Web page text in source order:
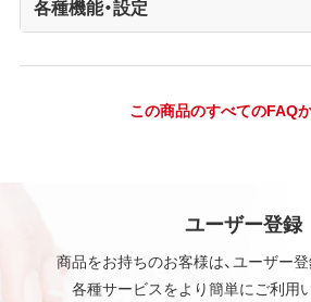
各種機能・設定
この商品のすべてのFAQ
ユーザー登録
商品をお持ちのお客様は、ユーザー
各種サービスをより簡単にご利用